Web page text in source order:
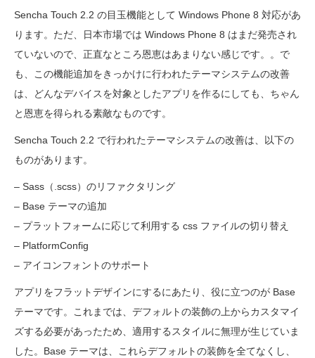
Sencha Touch 2.2 の目玉機能として Windows Phone 8 対応があ
ります。ただ、日本市場では Windows Phone 8 はまだ発売され
ていないので、正直なところ恩恵はあまりない感じです。。で
も、この機能追加をきっかけに行われたテーマシステムの改善
は、どんなデバイスを対象としたアプリを作るにしても、ちゃん
と恩恵を得られる素敵なものです。
Sencha Touch 2.2 で行われたテーマシステムの改善は、以下の
ものがあります。
– Sass（.scss）のリファクタリング
– Base テーマの追加
– プラットフォームに応じて利用する css ファイルの切り替え
– PlatformConfig
– アイコンフォントのサポート
アプリをフラットデザインにするにあたり、役に立つのが Base
テーマです。これまでは、デフォルトの装飾の上からカスタマイ
ズする必要があったため、適用するスタイルに無理が生じていま
した。Base テーマは、これらデフォルトの装飾を全てなくし、